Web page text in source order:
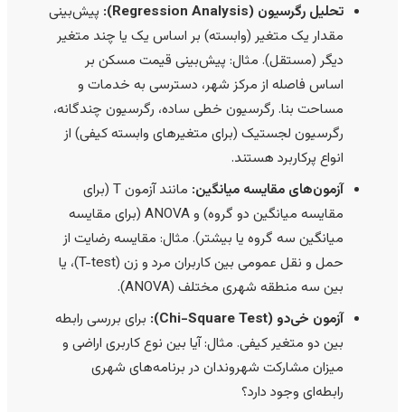
تحلیل رگرسیون (Regression Analysis):
پیش‌بینی
مقدار یک متغیر (وابسته) بر اساس یک یا چند متغیر
دیگر (مستقل). مثال: پیش‌بینی قیمت مسکن بر
اساس فاصله از مرکز شهر، دسترسی به خدمات و
مساحت بنا. رگرسیون خطی ساده، رگرسیون چندگانه،
رگرسیون لجستیک (برای متغیرهای وابسته کیفی) از
انواع پرکاربرد هستند.
آزمون‌های مقایسه میانگین:
مانند آزمون T (برای
مقایسه میانگین دو گروه) و ANOVA (برای مقایسه
میانگین سه گروه یا بیشتر). مثال: مقایسه رضایت از
حمل و نقل عمومی بین کاربران مرد و زن (T-test)، یا
بین سه منطقه شهری مختلف (ANOVA).
آزمون خی‌دو (Chi-Square Test):
برای بررسی رابطه
بین دو متغیر کیفی. مثال: آیا بین نوع کاربری اراضی و
میزان مشارکت شهروندان در برنامه‌های شهری
رابطه‌ای وجود دارد؟